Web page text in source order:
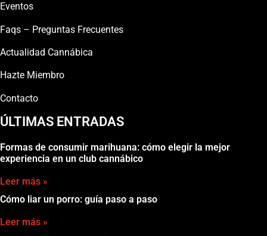
Eventos
Faqs – Preguntas Frecuentes
Actualidad Cannábica
Hazte Miembro
Contacto
ÚLTIMAS ENTRADAS
Formas de consumir marihuana: cómo elegir la mejor
experiencia en un club cannábico
Leer más »
Cómo liar un porro: guía paso a paso
Leer más »